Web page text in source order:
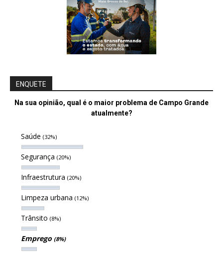
ENQUETE
Na sua opinião, qual é o maior problema de Campo Grande
atualmente?
Saúde (32%)
Segurança (20%)
Infraestrutura (20%)
Limpeza urbana (12%)
Trânsito (8%)
Emprego (8%)